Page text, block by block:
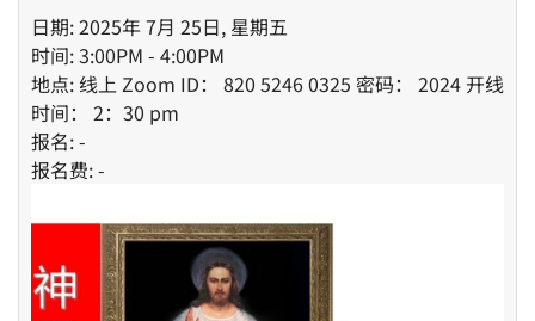
日期: 2025年 7月 25日, 星期五
时间: 3:00PM - 4:00PM
地点: 线上 Zoom ID： 820 5246 0325 密码： 2024 开线
时间： 2：30 pm
报名: -
报名费: -